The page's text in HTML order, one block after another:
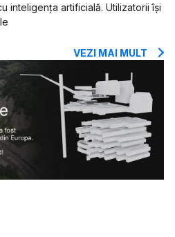
inteligența artificială. Utilizatorii își
VEZI MAI MULT